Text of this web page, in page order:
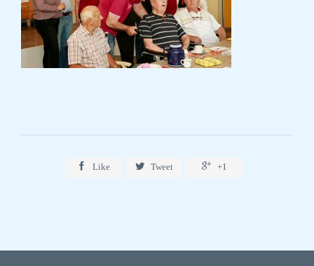
 Like  Tweet  +1